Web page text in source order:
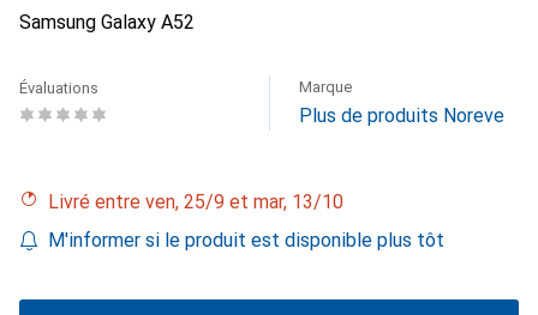
Samsung Galaxy A52
Évaluations Marque
Plus de produits Noreve
Livré entre ven, 25/9 et mar, 13/10
M'informer si le produit est disponible plus tôt